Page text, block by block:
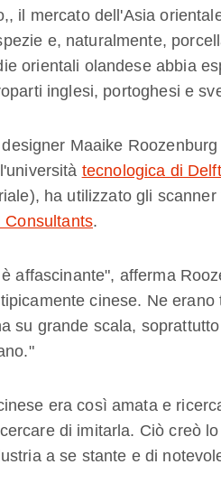
il mercato dell'Asia
e, naturalmente,
orientali olandese abbia
inglesi, portoghesi e
Maaike
tecnologica di Delft
ha utilizzato gli
Consultants.
affascinante", afferma
cinese. Ne
su grande scala,
era così amata e
di imitarla. Ciò creò
a se stante e di